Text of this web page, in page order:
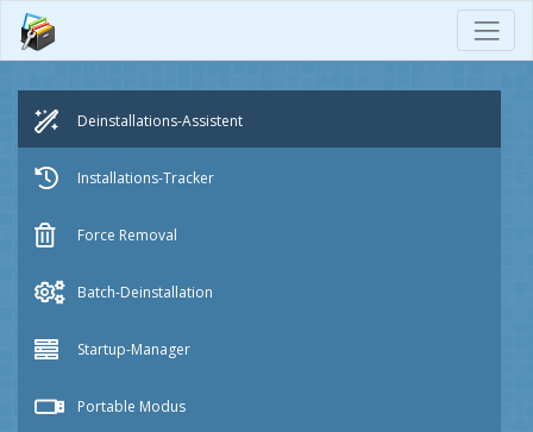
Deinstallations-Assistent
Installations-Tracker
Force Removal
Batch-Deinstallation
Startup-Manager
Portable Modus